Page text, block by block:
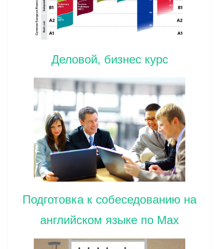
Деловой, бизнес курс
Подготовка к собеседованию на
английском языке по Max